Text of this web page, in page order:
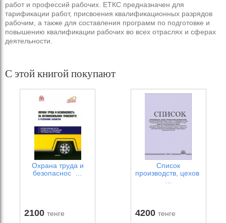
работ и профессий рабочих. ЕТКС предназначен для
тарификации работ, присвоения квалификационных разрядов
рабочим, а также для составления программ по подготовке и
повышению квалификации рабочих во всех отраслях и сферах
деятельности.
С этой книгой покупают
Охрана труда и
безопаснос …
2100тенге
Список
производств, цехов
4200 тенге